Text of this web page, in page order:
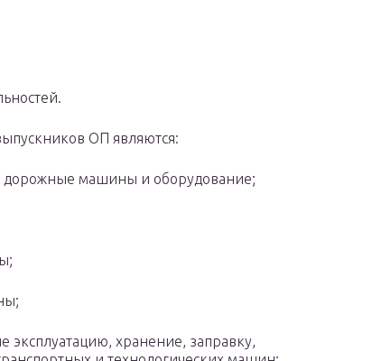
ОП являются:
машины и оборудование;
хранение, заправку,